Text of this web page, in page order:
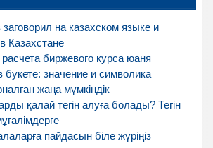
на казахском языке и
Казахстане
биржевого курса юаня
значение и символика
жаңа мүмкіндік
қалай тегін алуға болады? Тегін
пайдасын біле жүріңіз